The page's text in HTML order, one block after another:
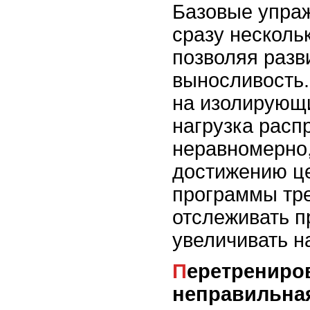
Базовые
сразу
позволяя
на
нагрузка
достижению
программы
отслеживать
увеличивать
Перетренированность и